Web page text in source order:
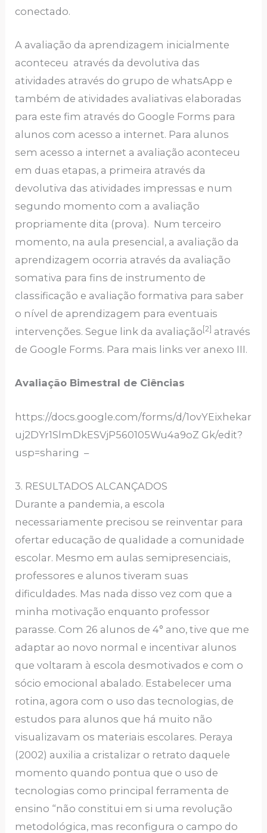
conectado.
A avaliação da aprendizagem inicialmente
aconteceu através da devolutiva das
atividades através do grupo de whatsApp e
também de atividades avaliativas elaboradas
para este fim através do Google Forms para
alunos com acesso a internet. Para alunos
sem acesso a internet a avaliação aconteceu
em duas etapas, a primeira através da
devolutiva das atividades impressas e num
segundo momento com a avaliação
propriamente dita (prova). Num terceiro
momento, na aula presencial, a avaliação da
aprendizagem ocorria através da avaliação
somativa para fins de instrumento de
classificação e avaliação formativa para saber
o nível de aprendizagem para eventuais
intervenções. Segue link da avaliação [2] através
de Google Forms. Para mais links ver anexo III.
Avaliação Bimestral de Ciências
https://docs.google.com/forms/d/1ovYEixhekar
uj2DYr1SlmDkESVjP560105Wu4a9oZ Gk/edit?
usp=sharing –
3. RESULTADOS ALCANÇADOS
Durante a pandemia, a escola
necessariamente precisou se reinventar para
ofertar educação de qualidade a comunidade
escolar. Mesmo em aulas semipresenciais,
professores e alunos tiveram suas
dificuldades. Mas nada disso vez com que a
minha motivação enquanto professor
parasse. Com 26 alunos de 4° ano, tive que me
adaptar ao novo normal e incentivar alunos
que voltaram à escola desmotivados e com o
sócio emocional abalado. Estabelecer uma
rotina, agora com o uso das tecnologias, de
estudos para alunos que há muito não
visualizavam os materiais escolares. Peraya
(2002) auxilia a cristalizar o retrato daquele
momento quando pontua que o uso de
tecnologias como principal ferramenta de
ensino “não constitui em si uma revolução
metodológica, mas reconfigura o campo do